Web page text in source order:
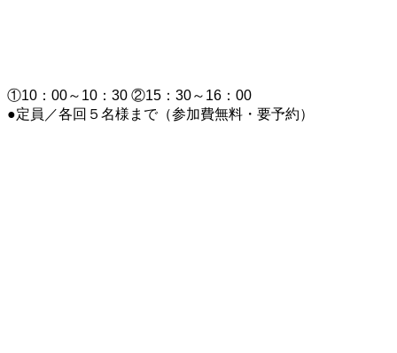
①10：00～10：30 ②15：30～16：00
●定員／各回５名様まで（参加費無料・要予約）